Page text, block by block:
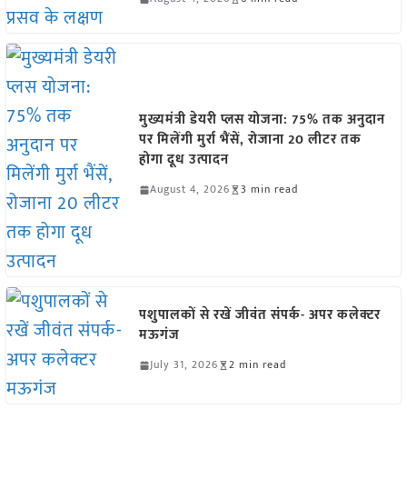
मुख्यमंत्री डेयरी प्लस योजना: 75% तक अनुदान
पर मिलेंगी मुर्रा भैंसें, रोजाना 20 लीटर तक
होगा दूध उत्पादन
August 4, 2026 3 min read
पशुपालकों से रखें जीवंत संपर्क- अपर कलेक्टर
मऊगंज
July 31, 2026 2 min read